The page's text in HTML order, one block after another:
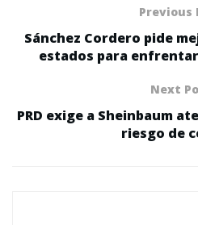
Previous
Sánchez Cordero pide
estados para
Next
PRD exige a Sheinbaum
riesgo de